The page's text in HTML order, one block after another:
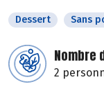
Dessert Sans
Nombre
2